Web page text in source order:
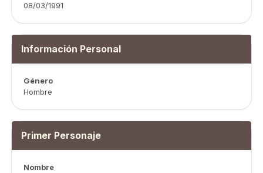
08/03/1991
Información Personal
Género
Hombre
Primer Personaje
Nombre